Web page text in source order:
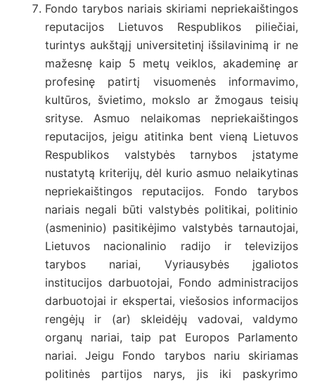
Fondo tarybos nariais skiriami nepriekaištingos
reputacijos Lietuvos Respublikos piliečiai,
turintys aukštąjį universitetinį išsilavinimą ir ne
mažesnę kaip 5 metų veiklos, akademinę ar
profesinę patirtį visuomenės informavimo,
kultūros, švietimo, mokslo ar žmogaus teisių
srityse. Asmuo nelaikomas nepriekaištingos
reputacijos, jeigu atitinka bent vieną Lietuvos
Respublikos valstybės tarnybos įstatyme
nustatytą kriterijų, dėl kurio asmuo nelaikytinas
nepriekaištingos reputacijos. Fondo tarybos
nariais negali būti valstybės politikai, politinio
(asmeninio) pasitikėjimo valstybės tarnautojai,
Lietuvos nacionalinio radijo ir televizijos
tarybos nariai, Vyriausybės įgaliotos
institucijos darbuotojai, Fondo administracijos
darbuotojai ir ekspertai, viešosios informacijos
rengėjų ir (ar) skleidėjų vadovai, valdymo
organų nariai, taip pat Europos Parlamento
nariai. Jeigu Fondo tarybos nariu skiriamas
politinės partijos narys, jis iki paskyrimo